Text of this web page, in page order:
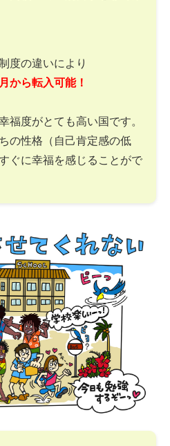
度の違いにより
から転入可能！
福度がとても高い国です。
の性格（自己肯定感の低
ぐに幸福を感じることがで